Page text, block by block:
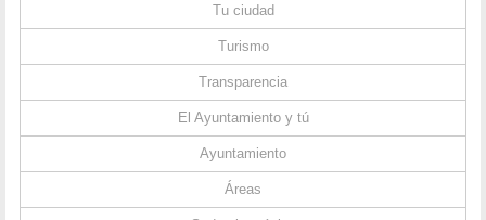
Tu ciudad
Turismo
Transparencia
El Ayuntamiento y tú
Ayuntamiento
Áreas